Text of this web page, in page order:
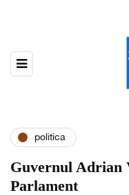
politica
Guvernul Adrian
Parlament